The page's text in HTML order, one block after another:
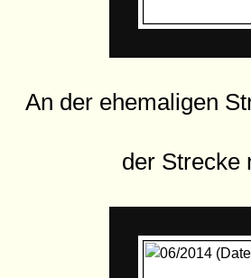
An der ehemaligen
der Strecke